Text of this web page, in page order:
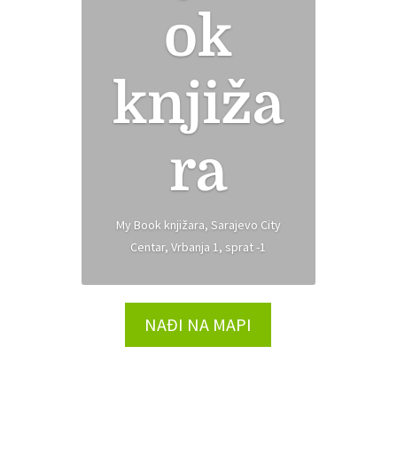
ok
knjiža
ra
My Book knjižara, Sarajevo City
Centar, Vrbanja 1, sprat -1
NAĐI NA MAPI